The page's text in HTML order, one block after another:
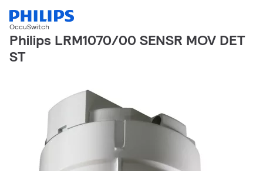
OccuSwitch
Philips LRM1070/00 SENSR MOV DET
ST